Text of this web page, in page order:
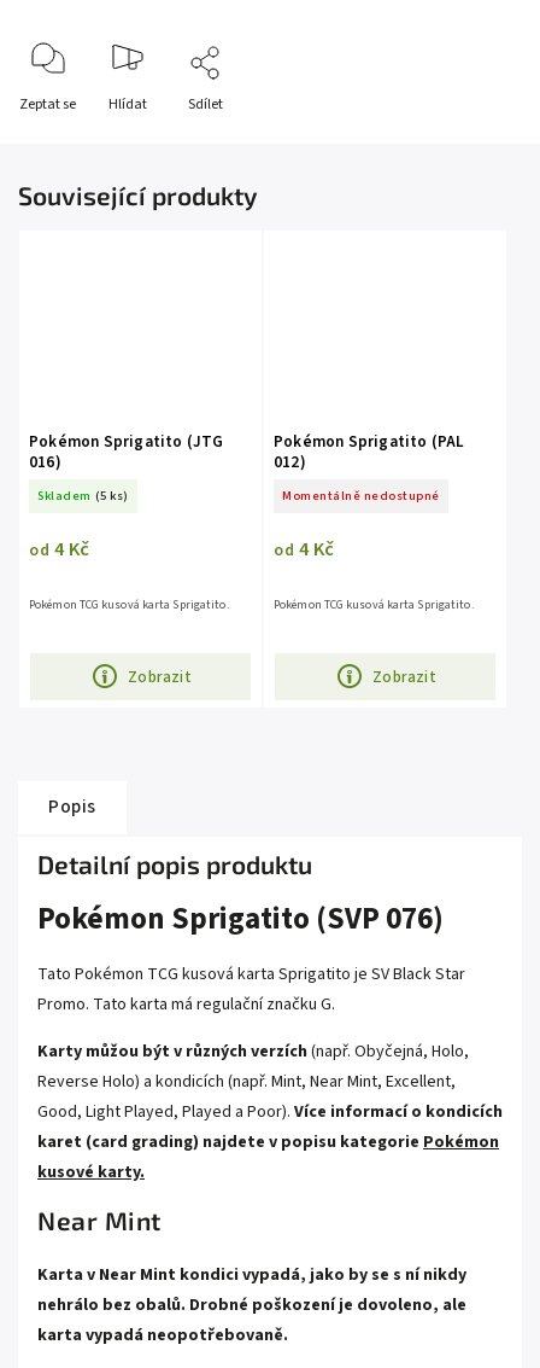
Zeptat se Hlídat Sdílet
Související produkty
Pokémon Sprigatito (JTG
016)
Skladem (5 ks)
od 4 Kč
Zobrazit
Pokémon TCG kusová karta Sprigatito.
Pokémon Sprigatito (PAL
012)
Momentálně nedostupné
od 4 Kč
Zobrazit
Pokémon TCG kusová karta Sprigatito.
Popis
Detailní popis produktu
Pokémon Sprigatito (SVP 076)
Tato Pokémon TCG kusová karta Sprigatito je SV Black Star
Promo. Tato karta má regulační značku G.
Karty můžou být v různých verzích (např. Obyčejná, Holo,
Reverse Holo) a kondicích (např. Mint, Near Mint, Excellent,
Good, Light Played, Played a Poor). Více informací o kondicích
karet (card grading) najdete v popisu kategorie Pokémon
kusové karty.
Near Mint
Karta v Near Mint kondici vypadá, jako by se s ní nikdy
nehrálo bez obalů. Drobné poškození je dovoleno, ale
karta vypadá neopotřebovaně.